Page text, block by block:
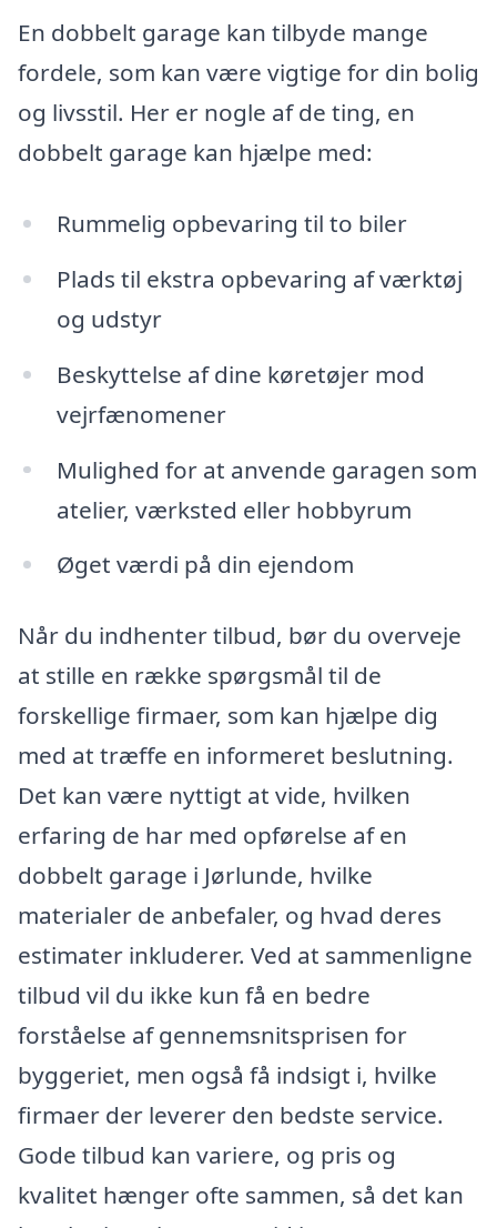
En dobbelt garage kan tilbyde mange
fordele, som kan være vigtige for din bolig
og livsstil. Her er nogle af de ting, en
dobbelt garage kan hjælpe med:
Rummelig opbevaring til to biler
Plads til ekstra opbevaring af værktøj
og udstyr
Beskyttelse af dine køretøjer mod
vejrfænomener
Mulighed for at anvende garagen som
atelier, værksted eller hobbyrum
Øget værdi på din ejendom
Når du indhenter tilbud, bør du overveje
at stille en række spørgsmål til de
forskellige firmaer, som kan hjælpe dig
med at træffe en informeret beslutning.
Det kan være nyttigt at vide, hvilken
erfaring de har med opførelse af en
dobbelt garage i Jørlunde, hvilke
materialer de anbefaler, og hvad deres
estimater inkluderer. Ved at sammenligne
tilbud vil du ikke kun få en bedre
forståelse af gennemsnitsprisen for
byggeriet, men også få indsigt i, hvilke
firmaer der leverer den bedste service.
Gode tilbud kan variere, og pris og
kvalitet hænger ofte sammen, så det kan